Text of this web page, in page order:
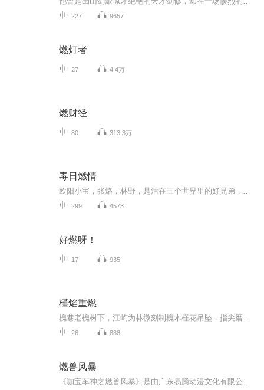
227 9657
燃灯者
27 4.4万
燃财经
80 313.3万
毒日燃情
299 4573
好燃呀！
17 935
槿焰重燃
26 888
燃兽风暴